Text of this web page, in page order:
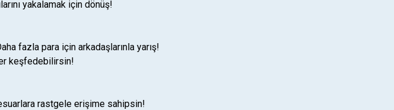
yakalamak için dönüş!
fazla para için arkadaşlarınla yarış!
keşfedebilirsin!
rastgele erişime sahipsin!